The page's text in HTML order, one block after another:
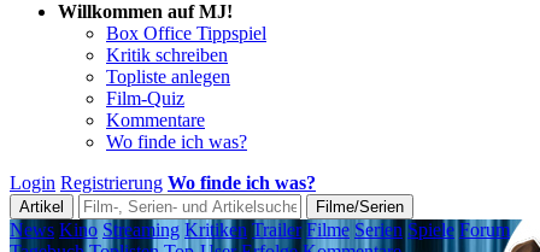
Willkommen auf MJ!
Box Office Tippspiel
Kritik schreiben
Topliste anlegen
Film-Quiz
Kommentare
Wo finde ich was?
Login Registrierung Wo finde ich was?
News Kino Streaming Kritiken Trailer Filme Serien Spiele Forum